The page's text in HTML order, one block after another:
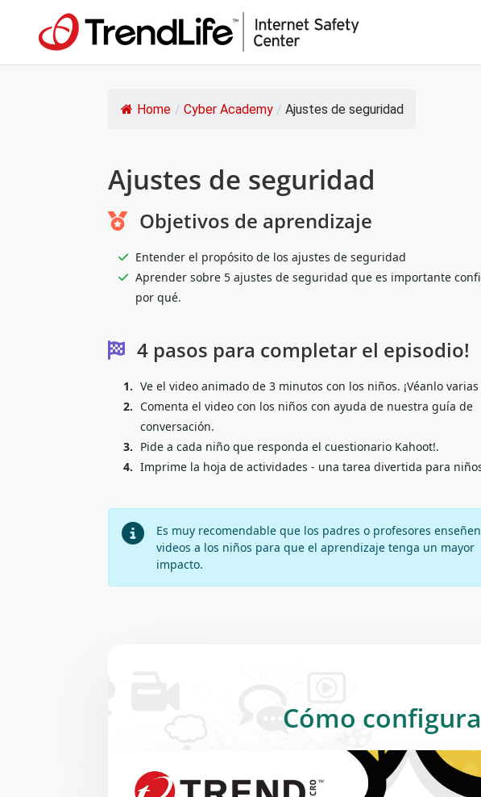
Home / Cyber Academy / Ajustes de seguridad
Ajustes de seguridad
Objetivos de aprendizaje
Entender el propósito de los ajustes de seguridad
Aprender sobre 5 ajustes de seguridad que es importante
por qué.
4 pasos para completar el episodio!
1. Ve el video animado de 3 minutos con los niños. ¡Véanlo varias
2. Comenta el video con los niños con ayuda de nuestra guía de
conversación.
3. Pide a cada niño que responda el cuestionario Kahoot!.
4. Imprime la hoja de actividades - una tarea divertida para
Es muy recomendable que los padres o profesores
videos a los niños para que el aprendizaje tenga un mayor
impacto.
Cómo